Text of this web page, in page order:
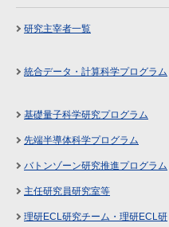
研究主宰者一覧
統合データ・計算科学プログラム
基礎量子科学研究プログラム
先端半導体科学プログラム
バトンゾーン研究推進プログラム
主任研究員研究室等
理研ECL研究チーム・理研ECL研